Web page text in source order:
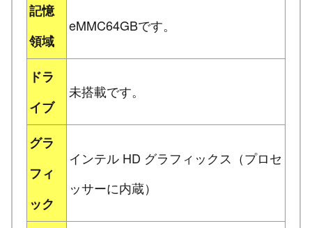
記憶
領域
eMMC64GBです。
ドラ
イブ
未搭載です。
グラ
フィ
ック
インテル HD グラフィックス（プロセ
ッサーに内蔵）